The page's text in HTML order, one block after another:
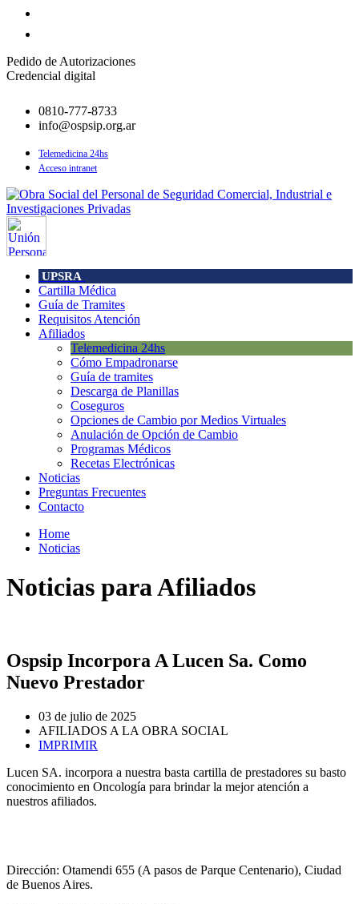
Pedido de Autorizaciones
Credencial digital
0810-777-8733
info@ospsip.org.ar
Telemedicina 24hs
Acceso intranet
UPSRA
Cartilla Médica
Guía de Tramites
Requisitos Atención
Afiliados
Telemedicina 24hs
Cómo Empadronarse
Guía de tramites
Descarga de Planillas
Coseguros
Opciones de Cambio por Medios Virtuales
Anulación de Opción de Cambio
Programas Médicos
Recetas Electrónicas
Noticias
Preguntas Frecuentes
Contacto
Home
Noticias
Noticias para Afiliados
Ospsip Incorpora A Lucen Sa. Como
Nuevo Prestador
03 de julio de 2025
AFILIADOS A LA OBRA SOCIAL
IMPRIMIR
Lucen SA. incorpora a nuestra basta cartilla de prestadores su basto
conocimiento en Oncología para brindar la mejor atención a
nuestros afiliados.
Dirección: Otamendi 655 (A pasos de Parque Centenario), Ciudad
de Buenos Aires.